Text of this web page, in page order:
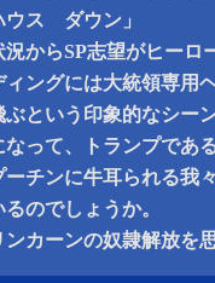
ウス ダウン」
況からSP志望がヒー
ングには大統領専用
という印象的なシー
って、トランプであ
ーチンに牛耳られる我
のでしょうか。
ンカーンの奴隷解放を